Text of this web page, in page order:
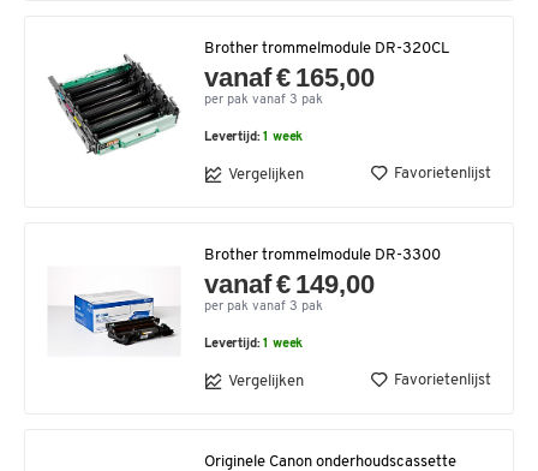
Brother trommelmodule DR-320CL
vanaf € 165,00
per pak vanaf 3 pak
Levertijd:1 week
Vergelijken Favorietenlijst
Brother trommelmodule DR-3300
vanaf € 149,00
per pak vanaf 3 pak
Levertijd:1 week
Vergelijken Favorietenlijst
Originele Canon onderhoudscassette